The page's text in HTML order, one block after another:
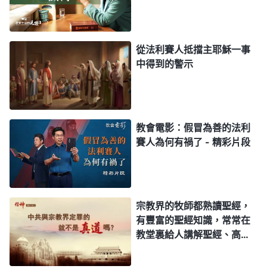
了許多异能，還用五餅二魚使五千人吃飽，作了那麽
多好事，賜給人的恩典太多了，這樣的好人、義人太
少了，那法利賽人為什麽還要定罪主耶穌？為什麽非
要把主耶穌釘死在十字架上？他們寧可釋放罪犯也不
釋放主耶穌，這就看見宗教界法利賽人是何等的邪
惡、何等的惡毒，這些人太惡了！法利賽人所暴露出
的邪惡嘴臉與他們外表所偽裝的那個善良差别太大
了，到底哪個是真相、哪個是假象，有許多人都不會
分辨，主耶穌的顯現作工把這些法利賽人全顯明了。
法利賽人平時偽裝得多好，外表看多麽敬虔，没想到
他們能那麽殘酷地抵擋迫害主耶穌，如果没有事實顯
明，誰也看不透。道成肉身發表真理太顯明人了！
——《話・卷三 末世基督座談紀要・第三部分》
從法利賽人抵擋主耶穌一事
中得到的警示
教會電影：假冒為善的法利
賽人為何有禍了 - 精彩片段
宗教界的牧師都熟讀聖經，
有豐富的聖經知識，常常在
教堂裏給人講解聖經、高舉